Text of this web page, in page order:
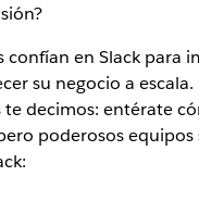
confían en Slack para
su negocio a
decimos: entérate
poderosos